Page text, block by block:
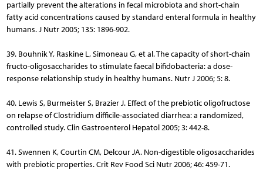
partially prevent the alterations in fecal microbiota and short-chain
fatty acid concentrations caused by standard enteral formula in healthy
humans. J Nutr 2005; 135: 1896-902.
39. Bouhnik Y, Raskine L, Simoneau G, et al. The capacity of short-chain
fructo-oligosaccharides to stimulate faecal bifidobacteria: a dose-
response relationship study in healthy humans. Nutr J 2006; 5: 8.
40. Lewis S, Burmeister S, Brazier J. Effect of the prebiotic oligofructose
on relapse of Clostridium difficile-associated diarrhea: a randomized,
controlled study. Clin Gastroenterol Hepatol 2005; 3: 442-8.
41. Swennen K, Courtin CM, Delcour JA. Non-digestible oligosaccharides
with prebiotic properties. Crit Rev Food Sci Nutr 2006; 46: 459-71.